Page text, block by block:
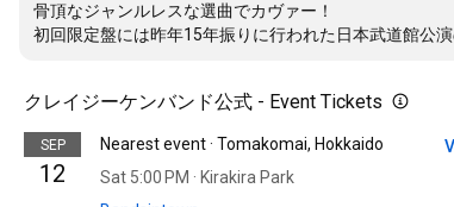
骨頂なジャンルレスな選曲でカヴァー！
初回限定盤には昨年15年振りに行われた日本武道館公
クレイジーケンバンド公式 - Event Tickets
SEP
12
Nearest event · Tomakomai, Hokkaido
Sat 5:00 PM · Kirakira Park